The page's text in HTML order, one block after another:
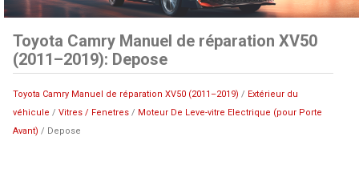
Toyota Camry Manuel de réparation XV50
(2011–2019): Depose
Toyota Camry Manuel de réparation XV50 (2011–2019) / Extérieur du
véhicule /Vitres / Fenetres / Moteur De Leve-vitre Electrique (pour Porte
Avant) / Depose